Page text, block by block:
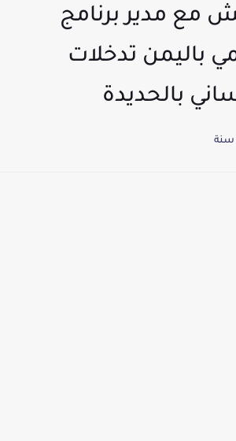
مدير برنامج
باليمن تدخلات
بالحديدة